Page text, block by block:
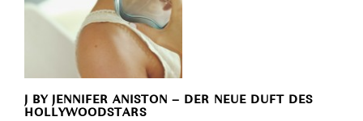
J BY JENNIFER ANISTON – DER NEUE DUFT DES
HOLLYWOODSTARS